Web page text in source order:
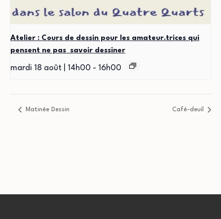
Atelier : Cours de dessin pour les amateur.trices qui
pensent ne pas savoir dessiner
mardi 18 août | 14h00 - 16h00
Matinée Dessin Café-deuil